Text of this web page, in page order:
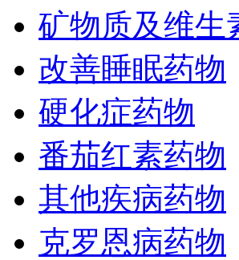
矿物质及维生
改善睡眠药物
硬化症药物
番茄红素药物
其他疾病药物
克罗恩病药物